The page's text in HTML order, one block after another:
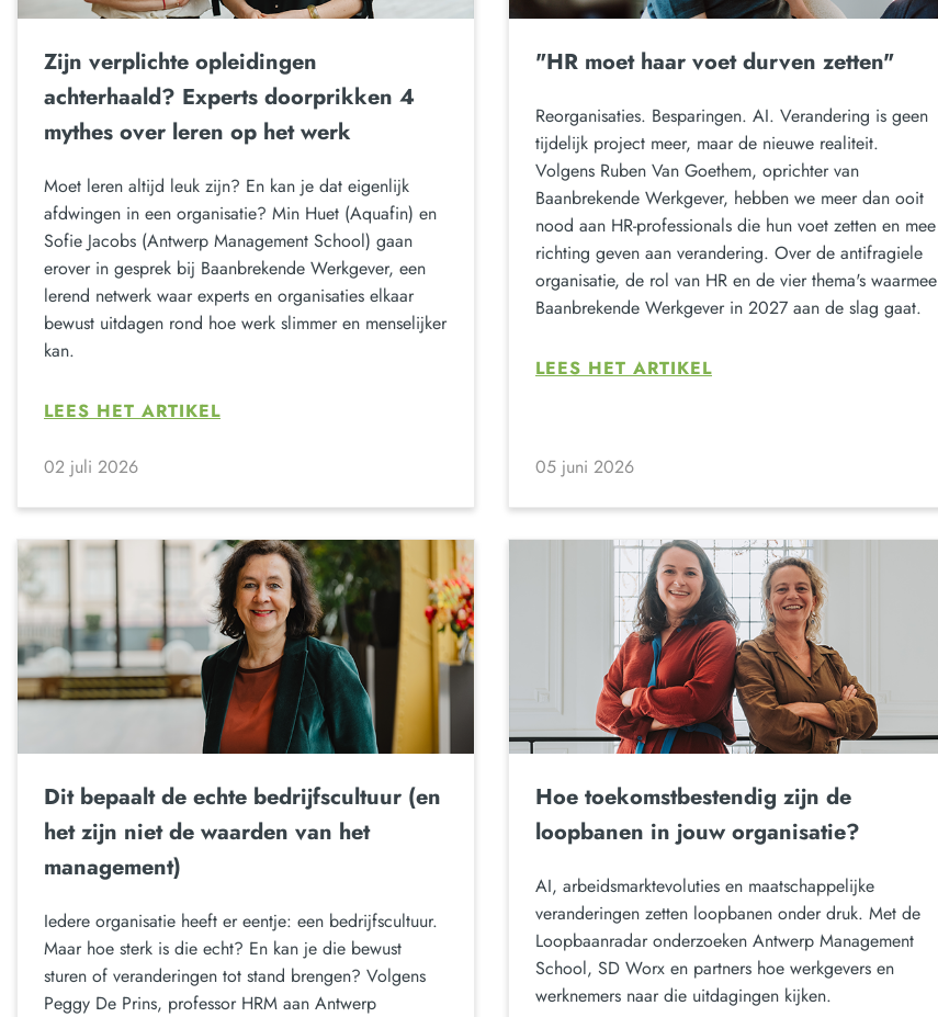
Zijn verplichte opleidingen
achterhaald? Experts doorprikken 4
mythes over leren op het werk
Moet leren altijd leuk zijn? En kan je dat eigenlijk
afdwingen in een organisatie? Min Huet (Aquafin) en
Sofie Jacobs (Antwerp Management School) gaan
erover in gesprek bij Baanbrekende Werkgever, een
lerend netwerk waar experts en organisaties elkaar
bewust uitdagen rond hoe werk slimmer en menselijker
kan.
LEES HET ARTIKEL
02 juli 2026
"HR moet haar voet durven zetten"
Reorganisaties. Besparingen. AI. Verandering is geen
tijdelijk project meer, maar de nieuwe realiteit.
Volgens Ruben Van Goethem, oprichter van
Baanbrekende Werkgever, hebben we meer dan ooit
nood aan HR-professionals die hun voet zetten en mee
richting geven aan verandering. Over de antifragiele
organisatie, de rol van HR en de vier thema's waarmee
Baanbrekende Werkgever in 2027 aan de slag gaat.
LEES HET ARTIKEL
05 juni 2026
Dit bepaalt de echte bedrijfscultuur (en
het zijn niet de waarden van het
management)
Iedere organisatie heeft er eentje: een bedrijfscultuur.
Maar hoe sterk is die echt? En kan je die bewust
sturen of veranderingen tot stand brengen? Volgens
Peggy De Prins, professor HRM aan Antwerp
Hoe toekomstbestendig zijn de
loopbanen in jouw organisatie?
AI, arbeidsmarktevoluties en maatschappelijke
veranderingen zetten loopbanen onder druk. Met de
Loopbaanradar onderzoeken Antwerp Management
School, SD Worx en partners hoe werkgevers en
werknemers naar die uitdagingen kijken.